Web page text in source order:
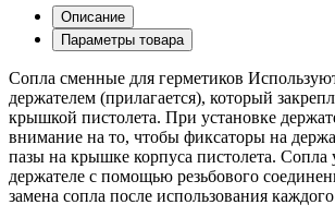
Описание
Параметры товара
Сопла сменные для герметиков
держателем (прилагается), который
крышкой пистолета. При установке
внимание на то, чтобы фиксаторы на
пазы на крышке корпуса пистолета. Сопла
держателе с помощью резьбового
замена сопла после использования